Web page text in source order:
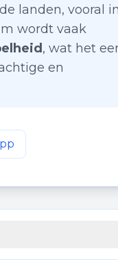
landen, vooral
wordt vaak
, wat het
en
op